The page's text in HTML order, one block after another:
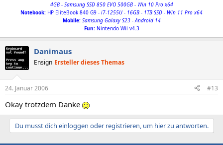
4GB - Samsung SSD 850 EVO 500GB - Win 10 Pro x64
Notebook: HP EliteBook 840 G9 - i7-1255U - 16GB - 1TB SSD - Win 11 Pro x64
Mobile: Samsung Galaxy S23 - Android 14
Fun: Nintendo Wii v4.3
Danimaus
Ensign Ersteller dieses Themas
24. Januar 2006 #13
Okay trotzdem Danke
Du musst dich einloggen oder registrieren, um hier zu antworten.